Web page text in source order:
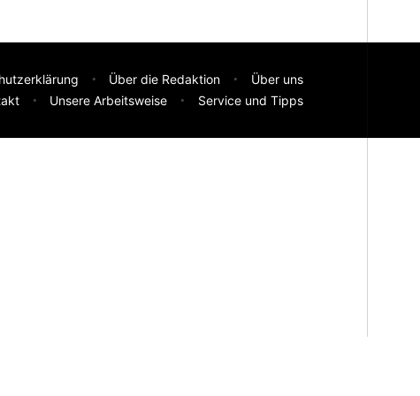
Über die Redaktion
Über uns
Unsere Arbeitsweise Service und Tipps